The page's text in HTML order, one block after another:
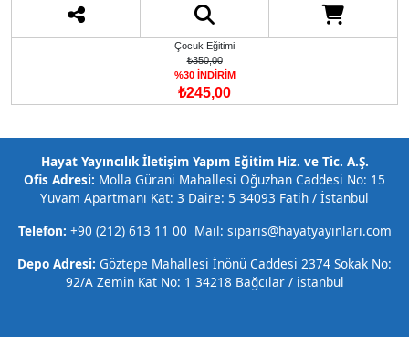
Çocuk Eğitimi
₺350,00
%30 İNDİRİM
₺245,00
Hayat Yayıncılık İletişim Yapım Eğitim Hiz. ve Tic. A.Ş.
Ofis Adresi: Molla Gürani Mahallesi Oğuzhan Caddesi No: 15
Yuvam Apartmanı Kat: 3 Daire: 5 34093 Fatih / İstanbul
Telefon: +90 (212) 613 11 00 Mail: siparis@hayatyayinlari.com
Depo Adresi: Göztepe Mahallesi İnönü Caddesi 2374 Sokak No:
92/A Zemin Kat No: 1 34218 Bağcılar / istanbul